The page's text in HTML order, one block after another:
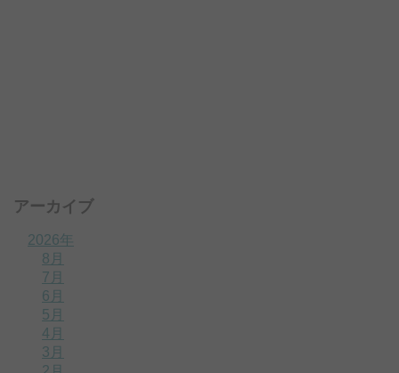
アーカイブ
2026年
8月
7月
6月
5月
4月
3月